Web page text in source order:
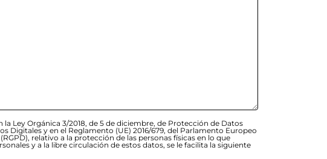
Ley Orgánica 3/2018, de 5 de diciembre, de Protección de Datos
Digitales y en el Reglamento (UE) 2016/679, del Parlamento Europeo
relativo a la protección de las personas físicas en lo que
y a la libre circulación de estos datos, se le facilita la siguiente